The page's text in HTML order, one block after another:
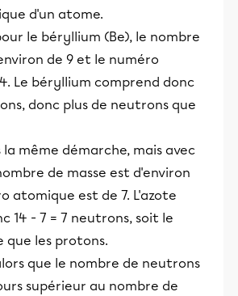
d'un atome.
le béryllium (Be), le nombre
de 9 et le numéro
Le béryllium comprend donc
donc plus de neutrons que
la même démarche, mais avec
de masse est d'environ
atomique est de 7. L'azote
14 - 7 = 7 neutrons, soit le
que les protons.
que le nombre de neutrons
supérieur au nombre de